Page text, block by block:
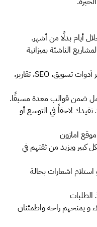
أيام بدلًا من أشهر.
الناشئة بميزانية
دعم فني وأدوات جاهزة: المنصات توفر أدوات تسويق، SEO، تقارير،
ضمن قوالب معدة مسبقًا.
لاحقاً في التوسع أو
امازون
ويزيد من ثقتهم في
اشعارات بحالة
الطلبات
و يمنحهم راحة واطمئنان